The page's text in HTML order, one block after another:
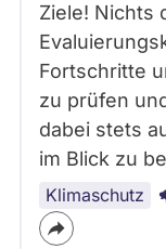
Ziele! Nichts
Fortschritte
zu prüfen
dabei stets
im Blick zu
Klimaschutz